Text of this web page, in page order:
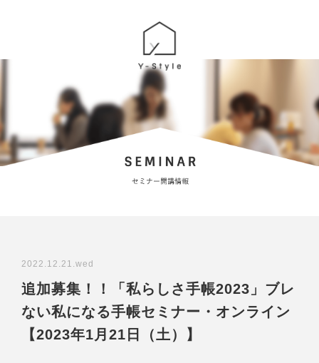
2022.12.21.wed
追加募集！！「私らしさ手帳2023」ブレ
ない私になる手帳セミナー・オンライン
【2023年1月21日（土）】